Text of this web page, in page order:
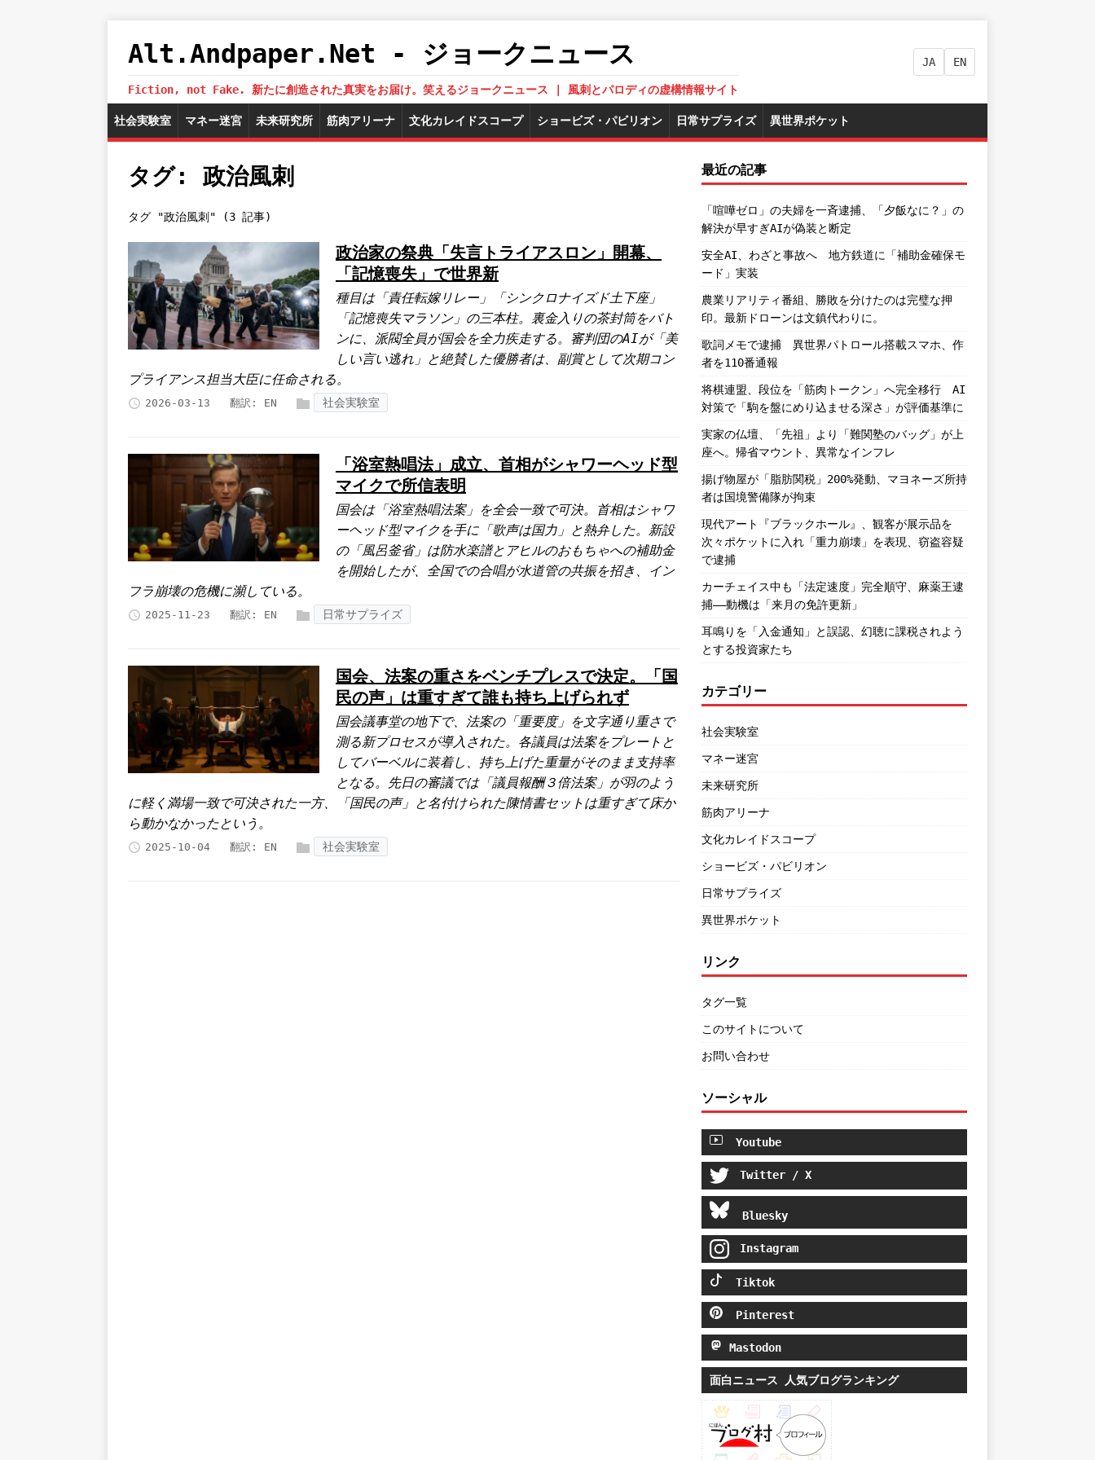
Alt.Andpaper.Net - ジョークニュース
Fiction, not Fake. 新たに創造された真実をお届け。笑えるジョークニュース | 風刺とパロディの虚構情報サイト
JA EN
社会実験室 マネー迷宮 未来研究所 筋肉アリーナ 文化カレイドスコープ ショービズ・パビリオン 日常サプライズ 異世界ポケット
タグ: 政治風刺
タグ "政治風刺" (3 記事)
政治家の祭典「失言トライアスロン」開幕、
「記憶喪失」で世界新
種目は「責任転嫁リレー」「シンクロナイズド土下座」
「記憶喪失マラソン」の三本柱。裏金入りの茶封筒をバト
ンに、派閥全員が国会を全力疾走する。審判団のAIが「美
しい言い逃れ」と絶賛した優勝者は、副賞として次期コン
プライアンス担当大臣に任命される。
2026-03-13 翻訳: EN 社会実験室
「浴室熱唱法」成立、首相がシャワーヘッド型
マイクで所信表明
国会は「浴室熱唱法案」を全会一致で可決。首相はシャワ
ーヘッド型マイクを手に「歌声は国力」と熱弁した。新設
の「風呂釜省」は防水楽譜とアヒルのおもちゃへの補助金
を開始したが、全国での合唱が水道管の共振を招き、イン
フラ崩壊の危機に瀕している。
2025-11-23 翻訳: EN 日常サプライズ
国会、法案の重さをベンチプレスで決定。「国
民の声」は重すぎて誰も持ち上げられず
国会議事堂の地下で、法案の「重要度」を文字通り重さで
測る新プロセスが導入された。各議員は法案をプレートと
してバーベルに装着し、持ち上げた重量がそのまま支持率
となる。先日の審議では「議員報酬３倍法案」が羽のよう
に軽く満場一致で可決された一方、「国民の声」と名付けられた陳情書セットは重すぎて床か
ら動かなかったという。
2025-10-04 翻訳: EN 社会実験室
最近の記事
「喧嘩ゼロ」の夫婦を一斉逮捕、「夕飯なに？」の
解決が早すぎAIが偽装と断定
安全AI、わざと事故へ 地方鉄道に「補助金確保モ
ード」実装
農業リアリティ番組、勝敗を分けたのは完璧な押
印。最新ドローンは文鎮代わりに。
歌詞メモで逮捕 異世界パトロール搭載スマホ、作
者を110番通報
将棋連盟、段位を「筋肉トークン」へ完全移行 AI
対策で「駒を盤にめり込ませる深さ」が評価基準に
実家の仏壇、「先祖」より「難関塾のバッグ」が上
座へ。帰省マウント、異常なインフレ
揚げ物屋が「脂肪関税」200%発動、マヨネーズ所持
者は国境警備隊が拘束
現代アート『ブラックホール』、観客が展示品を
次々ポケットに入れ「重力崩壊」を表現、窃盗容疑
で逮捕
カーチェイス中も「法定速度」完全順守、麻薬王逮
捕――動機は「来月の免許更新」
耳鳴りを「入金通知」と誤認、幻聴に課税されよう
とする投資家たち
カテゴリー
社会実験室
マネー迷宮
未来研究所
筋肉アリーナ
文化カレイドスコープ
ショービズ・パビリオン
日常サプライズ
異世界ポケット
リンク
タグ一覧
このサイトについて
お問い合わせ
ソーシャル
Youtube
Twitter / X
Bluesky
Instagram
Tiktok
Pinterest
Mastodon
面白ニュース 人気ブログランキング